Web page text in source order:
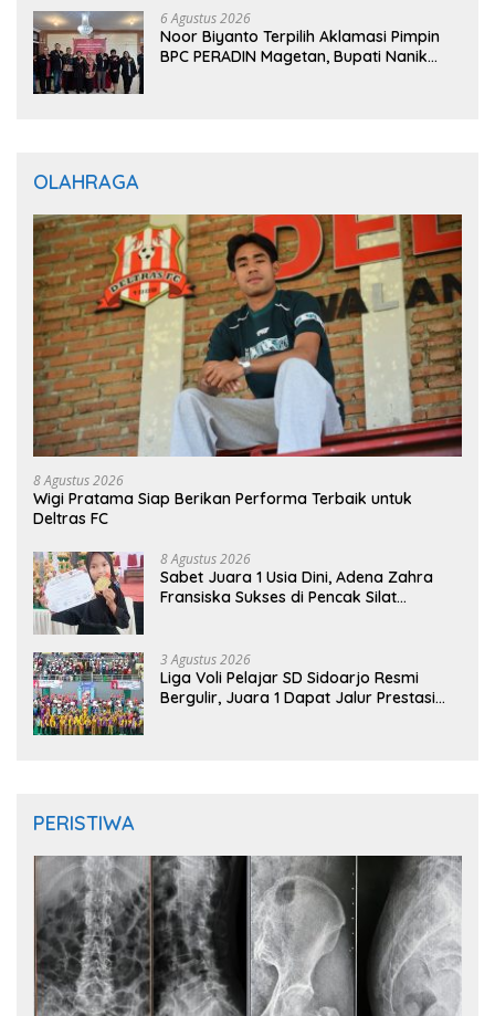
6 Agustus 2026
Noor Biyanto Terpilih Aklamasi Pimpin
BPC PERADIN Magetan, Bupati Nanik
OLAHRAGA
8 Agustus 2026
Wigi Pratama Siap Berikan Performa Terbaik untuk
Deltras FC
8 Agustus 2026
Sabet Juara 1 Usia Dini, Adena Zahra
Fransiska Sukses di Pencak Silat
3 Agustus 2026
Liga Voli Pelajar SD Sidoarjo Resmi
Bergulir, Juara 1 Dapat Jalur Prestasi
PERISTIWA